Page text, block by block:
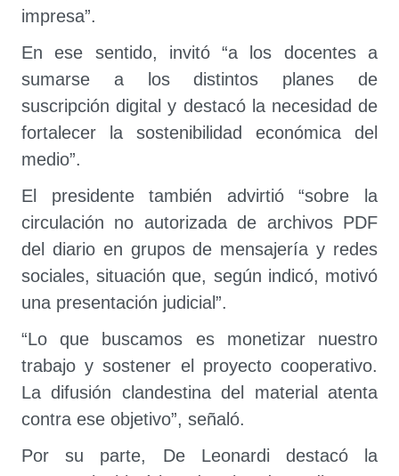
impresa”.
En ese sentido, invitó “a los docentes a
sumarse a los distintos planes de
suscripción digital y destacó la necesidad de
fortalecer la sostenibilidad económica del
medio”.
El presidente también advirtió “sobre la
circulación no autorizada de archivos PDF
del diario en grupos de mensajería y redes
sociales, situación que, según indicó, motivó
una presentación judicial”.
“Lo que buscamos es monetizar nuestro
trabajo y sostener el proyecto cooperativo.
La difusión clandestina del material atenta
contra ese objetivo”, señaló.
Por su parte, De Leonardi destacó la